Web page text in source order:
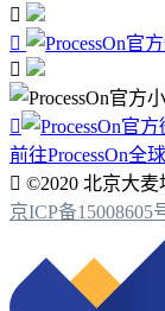




前往ProcessOn全
 ©2020 北京大麦
京ICP备15008605